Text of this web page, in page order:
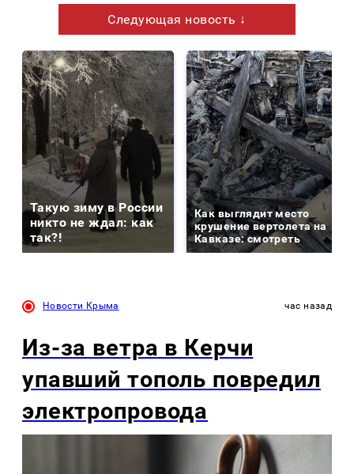
Следующая новость ↓
Такую зиму в России
никто не ждал: как
так?!
Как выглядит место
крушение вертолета на
Кавказе: смотреть
Новости Крыма час назад
Из-за ветра в Керчи
упавший тополь повредил
электропровода